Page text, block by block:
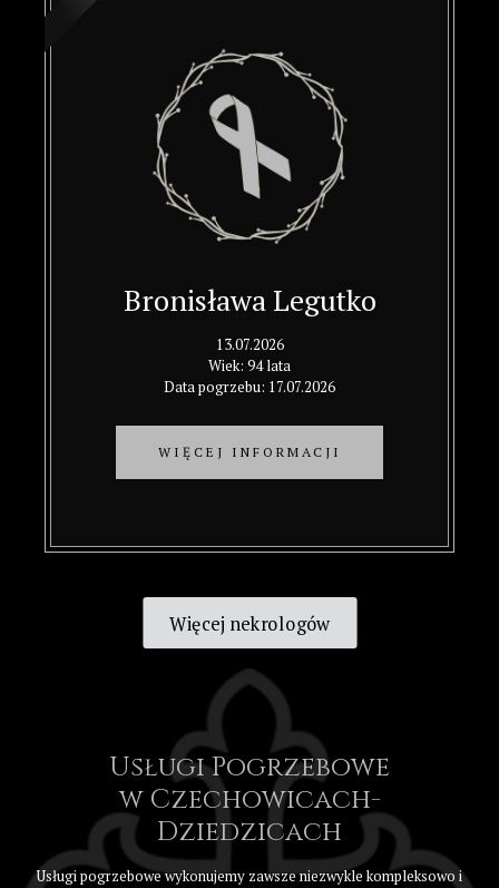
Bronisława Legutko
13.07.2026
Wiek: 94 lata
Data pogrzebu: 17.07.2026
WIĘCEJ INFORMACJI
Więcej nekrologów
Usługi Pogrzebowe
w Czechowicach-
Dziedzicach
Usługi pogrzebowe wykonujemy zawsze niezwykle kompleksowo i